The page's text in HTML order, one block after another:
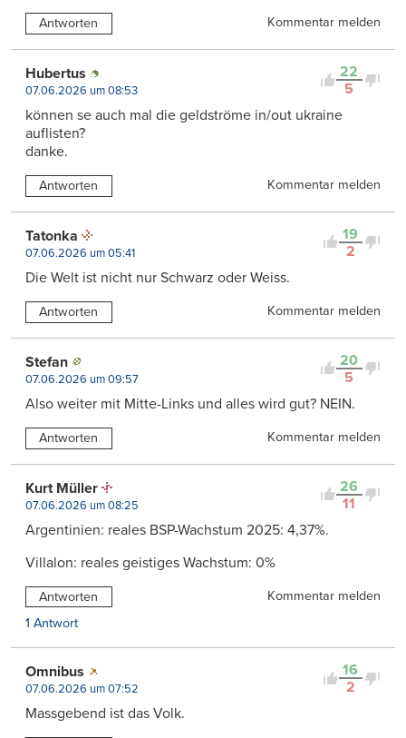
Antworten Kommentar melden
22
5
Hubertus
07.06.2026 um 08:53
können se auch mal die geldströme in/out ukraine
auflisten?
danke.
Antworten Kommentar melden
19
2
Tatonka
07.06.2026 um 05:41
Die Welt ist nicht nur Schwarz oder Weiss.
Antworten Kommentar melden
20
5
Stefan
07.06.2026 um 09:57
Also weiter mit Mitte-Links und alles wird gut? NEIN.
Antworten Kommentar melden
26
11
Kurt Müller
07.06.2026 um 08:25
Argentinien: reales BSP-Wachstum 2025: 4,37%.
Villalon: reales geistiges Wachstum: 0%
Antworten
Kommentar melden
1 Antwort
16
2
Omnibus
07.06.2026 um 07:52
Massgebend ist das Volk.